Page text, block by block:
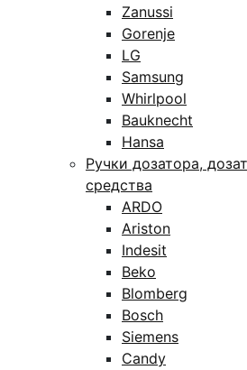
Zanussi
Gorenje
LG
Samsung
Whirlpool
Bauknecht
Hansa
Ручки дозатора,
средства
ARDO
Ariston
Indesit
Beko
Blomberg
Bosch
Siemens
Candy